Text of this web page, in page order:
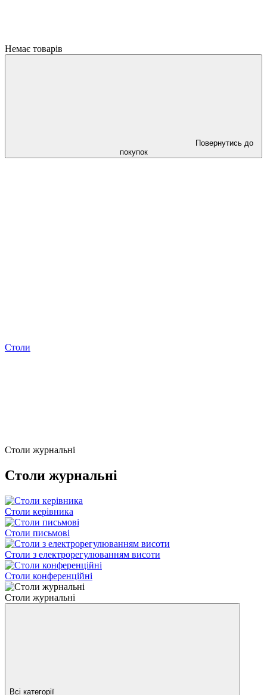
Немає товарів
Повернутись до
покупок
Столи
Столи журнальні
Столи журнальні
Столи керівника
Столи письмові
Столи з електрорегулюванням висоти
Столи конференційні
Столи журнальні
Всі категорії